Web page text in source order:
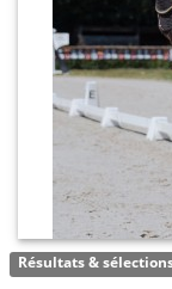
Résultats &